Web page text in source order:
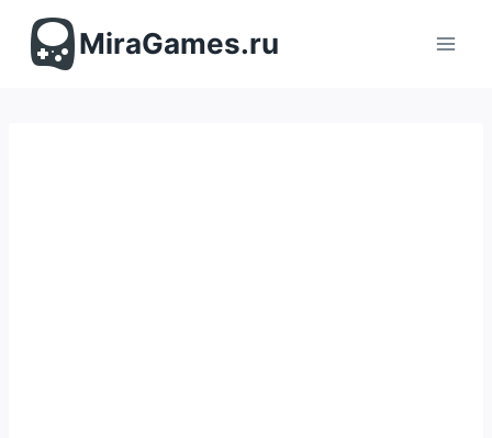
содержимомуMiraGames.ru